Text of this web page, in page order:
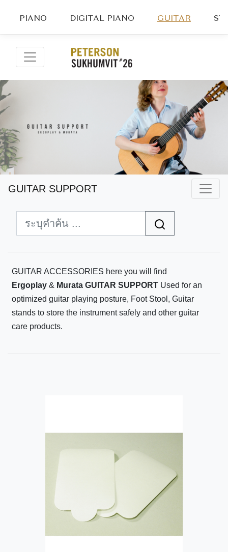
PIANO DIGITAL PIANO GUITAR
GUITAR SUPPORT
GUITAR ACCESSORIES here you will find
Ergoplay & Murata GUITAR SUPPORT Used for an
optimized guitar playing posture, Foot Stool, Guitar
stands to store the instrument safely and other guitar
care products.